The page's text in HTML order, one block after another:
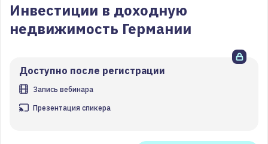
Инвестиции в доходную
недвижимость Германии
Доступно после регистрации
Запись вебинара
Презентация спикера